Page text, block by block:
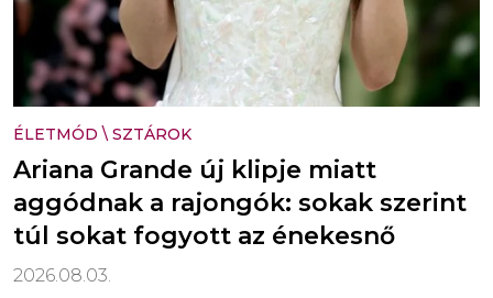
ÉLETMÓD \ SZTÁROK
Ariana Grande új klipje miatt
aggódnak a rajongók: sokak szerint
túl sokat fogyott az énekesnő
2026.08.03.